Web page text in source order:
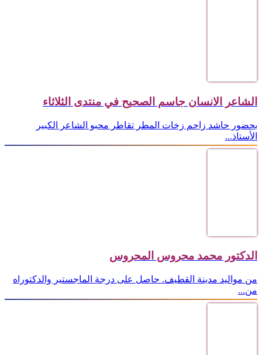
الشاعر الانسان جاسم الصحيح في منتدى الثلاثاء
بحضور حاشد زاحم زخات المطر تقاطر محبو الشاعر الكبير
الأستاذ...
الدكتور محمد محروس المحروس
من مواليد مدينة القطيف. حاصل على درجة الماجستير والدكتوراه
من...